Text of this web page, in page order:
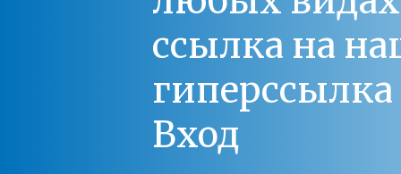
ссылка на
Вход